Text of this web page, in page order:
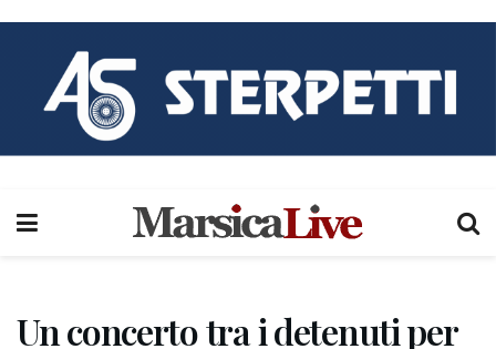
Un concerto tra i detenuti per